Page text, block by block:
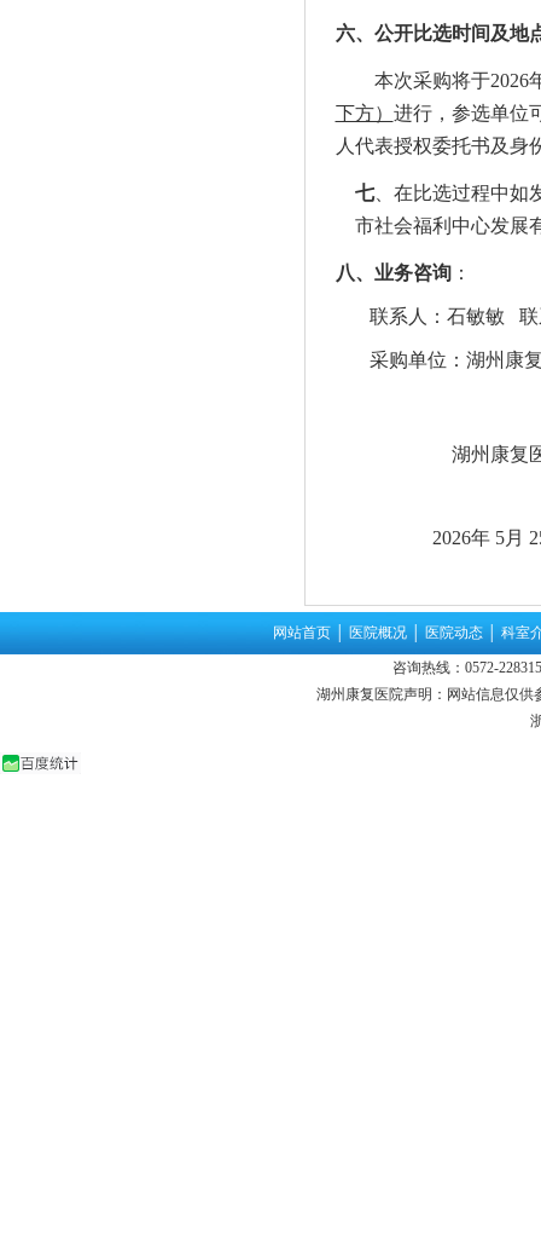
六、公开比选时间及地
本次采购将于2026
下方） 进行， 参选单位
人代表授权委托书及身
七、在比选过程中如
市社会福利中心发展
八、业务咨询：
联系人：石敏敏 联
采购单位： 湖州康
湖州 康复
2026年 5月
网站首页│ 医院概况│ 医院动态│ 科室
咨询热线：0572-
湖州康复医院声明：网站信息仅